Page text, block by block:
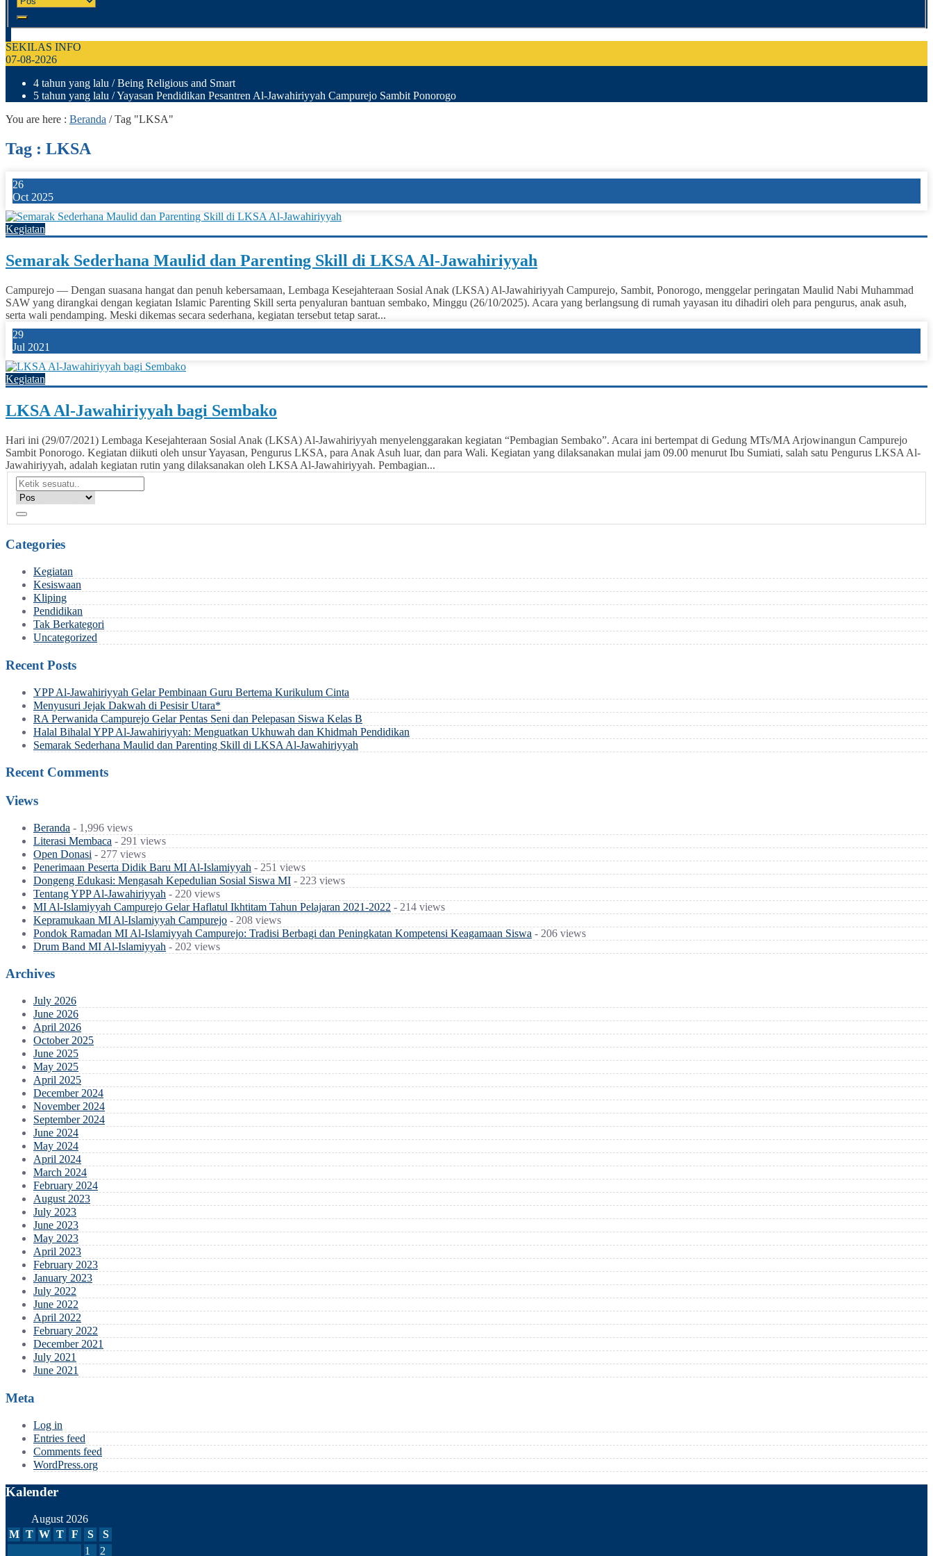
SEKILAS INFO
07-08-2026
4 tahun yang lalu / Being Religious and Smart
5 tahun yang lalu / Yayasan Pendidikan Pesantren Al-Jawahiriyyah Campurejo Sambit Ponorogo
You are here : Beranda /Tag "LKSA"
Tag : LKSA
26
Oct 2025
Kegiatan
Semarak Sederhana Maulid dan Parenting Skill di LKSA Al-Jawahiriyyah
Campurejo — Dengan suasana hangat dan penuh kebersamaan, Lembaga Kesejahteraan Sosial Anak (LKSA) Al‑Jawahiriyyah Campurejo, Sambit, Ponorogo, menggelar peringatan Maulid Nabi Muhammad
SAW yang dirangkai dengan kegiatan Islamic Parenting Skill serta penyaluran bantuan sembako, Minggu (26/10/2025). Acara yang berlangsung di rumah yayasan itu dihadiri oleh para pengurus, anak asuh,
serta wali pendamping. Meski dikemas secara sederhana, kegiatan tersebut tetap sarat...
29
Jul 2021
Kegiatan
LKSA Al-Jawahiriyyah bagi Sembako
Hari ini (29/07/2021) Lembaga Kesejahteraan Sosial Anak (LKSA) Al-Jawahiriyyah menyelenggarakan kegiatan “Pembagian Sembako”. Acara ini bertempat di Gedung MTs/MA Arjowinangun Campurejo
Sambit Ponorogo. Kegiatan diikuti oleh unsur Yayasan, Pengurus LKSA, para Anak Asuh luar, dan para Wali. Kegiatan yang dilaksanakan mulai jam 09.00 menurut Ibu Sumiati, salah satu Pengurus LKSA Al-
Jawahiriyyah, adalah kegiatan rutin yang dilaksanakan oleh LKSA Al-Jawahiriyyah. Pembagian...
Categories
Kegiatan
Kesiswaan
Kliping
Pendidikan
Tak Berkategori
Uncategorized
Recent Posts
YPP Al-Jawahiriyyah Gelar Pembinaan Guru Bertema Kurikulum Cinta
Menyusuri Jejak Dakwah di Pesisir Utara*
RA Perwanida Campurejo Gelar Pentas Seni dan Pelepasan Siswa Kelas B
Halal Bihalal YPP Al-Jawahiriyyah: Menguatkan Ukhuwah dan Khidmah Pendidikan
Semarak Sederhana Maulid dan Parenting Skill di LKSA Al-Jawahiriyyah
Recent Comments
Views
Beranda - 1,996 views
Literasi Membaca - 291 views
Open Donasi - 277 views
Penerimaan Peserta Didik Baru MI Al-Islamiyyah - 251 views
Dongeng Edukasi: Mengasah Kepedulian Sosial Siswa MI - 223 views
Tentang YPP Al-Jawahiriyyah - 220 views
MI Al-Islamiyyah Campurejo Gelar Haflatul Ikhtitam Tahun Pelajaran 2021-2022 - 214 views
Kepramukaan MI Al-Islamiyyah Campurejo - 208 views
Pondok Ramadan MI Al-Islamiyyah Campurejo: Tradisi Berbagi dan Peningkatan Kompetensi Keagamaan Siswa - 206 views
Drum Band MI Al-Islamiyyah - 202 views
Archives
July 2026
June 2026
April 2026
October 2025
June 2025
May 2025
April 2025
December 2024
November 2024
September 2024
June 2024
May 2024
April 2024
March 2024
February 2024
August 2023
July 2023
June 2023
May 2023
April 2023
February 2023
January 2023
July 2022
June 2022
April 2022
February 2022
December 2021
July 2021
June 2021
Meta
Log in
Entries feed
Comments feed
WordPress.org
Kalender
August 2026
M T W T F S
S
1
2